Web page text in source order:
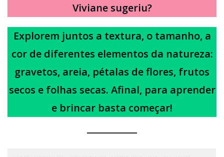
Viviane sugeriu?
Explorem juntos a textura, o tamanho, a
cor de diferentes elementos da natureza:
gravetos, areia, pétalas de flores, frutos
secos e folhas secas. Afinal, para aprender
e brincar basta começar!